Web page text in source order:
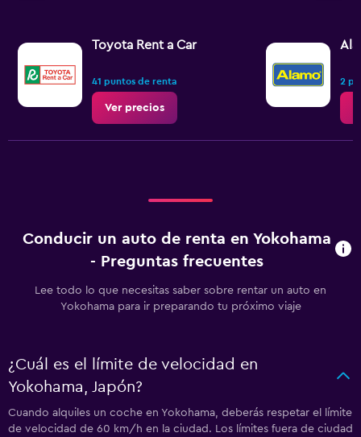
Toyota Rent a Car
41 puntos de renta
Ver precios
2
Conducir un auto de renta en Yokohama
- Preguntas frecuentes
Lee todo lo que necesitas saber sobre rentar un auto en
Yokohama para ir preparando tu próximo viaje
¿Cuál es el límite de velocidad en
Yokohama, Japón?
Cuando alquiles un coche en Yokohama, deberás respetar el límite
de velocidad de 60 km/h en la ciudad. Los límites fuera de ciudad